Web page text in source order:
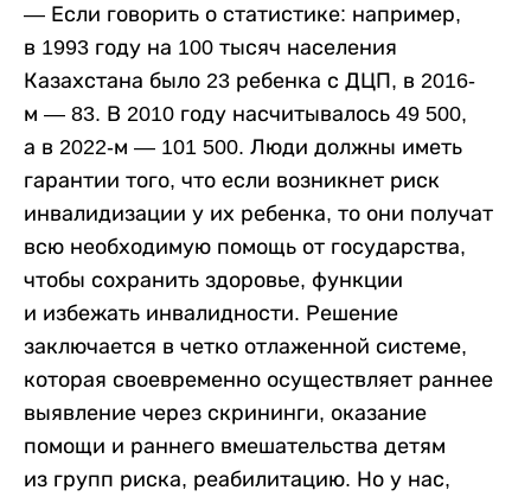
— Если говорить о статистике: например,
в 1993 году на 100 тысяч населения
Казахстана было 23 ребенка с ДЦП, в 2016-
м — 83. В 2010 году насчитывалось 49 500,
а в 2022-м — 101 500. Люди должны иметь
гарантии того, что если возникнет риск
инвалидизации у их ребенка, то они получат
всю необходимую помощь от государства,
чтобы сохранить здоровье, функции
и избежать инвалидности. Решение
заключается в четко отлаженной системе,
которая своевременно осуществляет раннее
выявление через скрининги, оказание
помощи и раннего вмешательства детям
из групп риска, реабилитацию. Но у нас,